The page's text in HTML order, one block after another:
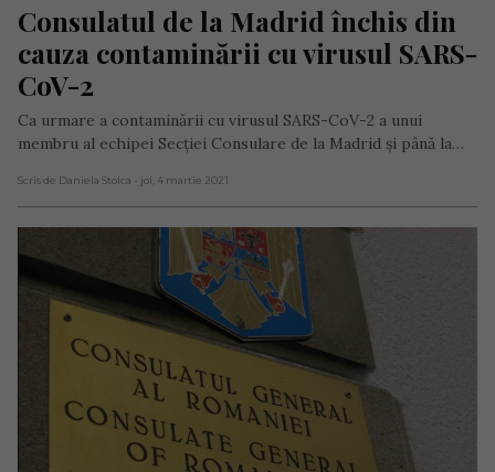
Consulatul de la Madrid închis din
cauza contaminării cu virusul SARS-
CoV-2
Ca urmare a contaminării cu virusul SARS-CoV-2 a unui
membru al echipei Secției Consulare de la Madrid și până la…
Scris de Daniela Stoica - joi, 4 martie 2021